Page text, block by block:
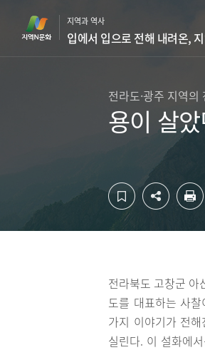
지역과 역사
입에서 입으로 전해 내려온,
전라도·광주 지역의
용이 살
전라북도 고창군
도를 대표하는 사
가지 이야기가 전
실린다. 이 설화에